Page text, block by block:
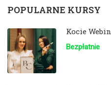
POPULARNE KURSY
Kocie
Bezpłatnie